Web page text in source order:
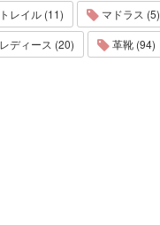
レイル (11)
マドラス (5)
ディース (20)
革靴 (94)